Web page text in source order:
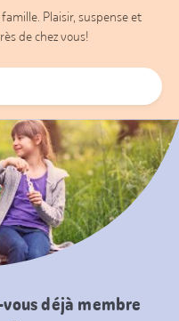
Plaisir, suspense et
de chez vous!
déjà membre